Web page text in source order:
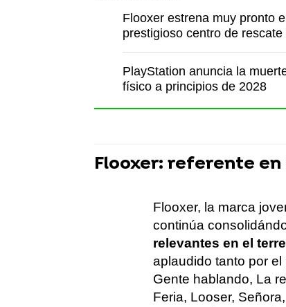
Flooxer estrena muy pronto
prestigioso centro de
PlayStation anuncia la
físico a principios de 2028
Flooxer: referente
Flooxer, la marca
continúa
relevantes en el
aplaudido tanto por
Gente hablando, La
Feria, Looser,